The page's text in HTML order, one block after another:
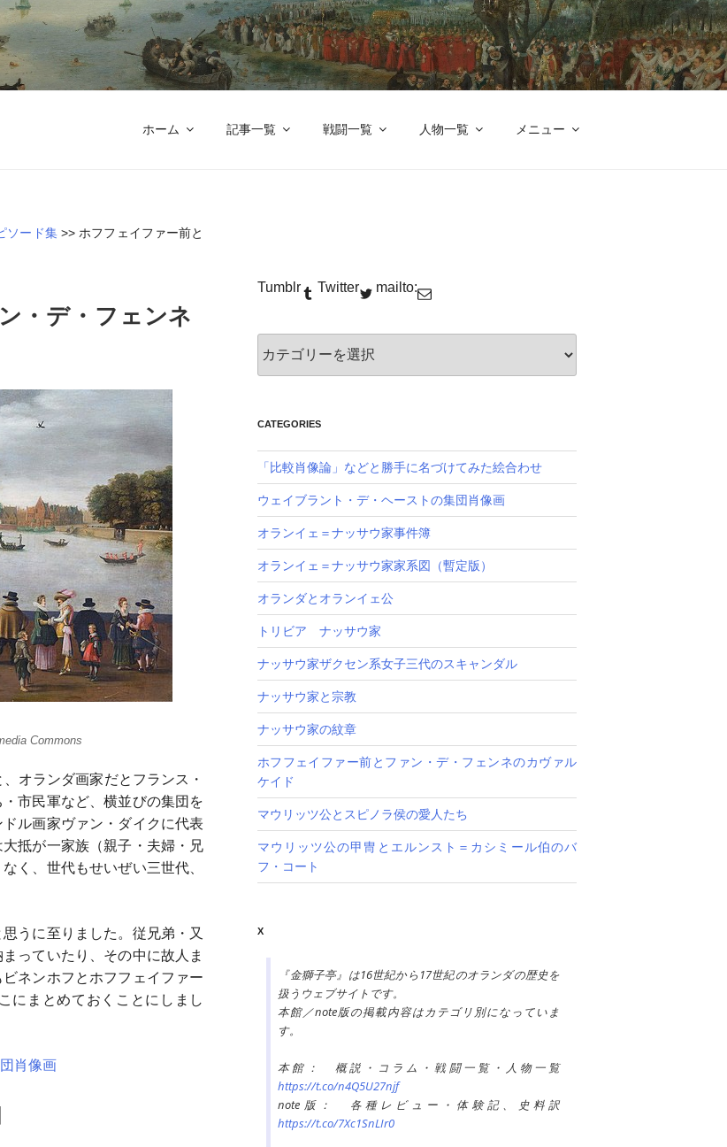
争とナッサウ伯の軍制改革
ホーム 記事一覧 戦闘一覧 人物一覧 メニュー
ソード集 >> ホフフェイファー前と
・デ・フェンネ
Commons
オランダ画家だとフランス・
市民軍など、横並びの集団を
ル画家ヴァン・ダイクに代表
抵が一家族（親子・夫婦・兄
く、世代もせいぜい三世代、
うに至りました。従兄弟・又
っていたり、その中に故人ま
ネンホフとホフフェイファー
にまとめておくことにしまし
肖像画
Tumblr Twitter mailto:
カ
CATEGORIES
「比較肖像論」などと勝手に名づけてみた絵合わせ
ウェイブラント・デ・ヘーストの集団肖像画
オランイェ＝ナッサウ家事件簿
オランイェ＝ナッサウ家家系図（暫定版）
オランダとオランイェ公
トリビア ナッサウ家
ナッサウ家ザクセン系女子三代のスキャンダル
ナッサウ家と宗教
ナッサウ家の紋章
ホフフェイファー前とファン・デ・フェンネのカヴァル
ケイド
マウリッツ公とスピノラ侯の愛人たち
マウリッツ公の甲冑とエルンスト＝カシミール伯のバ
フ・コート
X
『金獅子亭』は16世紀から17世紀のオランダの歴史を
扱うウェブサイトです。
本館／note版の掲載内容はカテゴリ別になっていま
す。
本館： 概説・コラム・戦闘一覧・人物一覧
https://t.co/n4Q5U27njf
note版： 各種レビュー・体験記、史料訳
https://t.co/7Xc1SnLIr0